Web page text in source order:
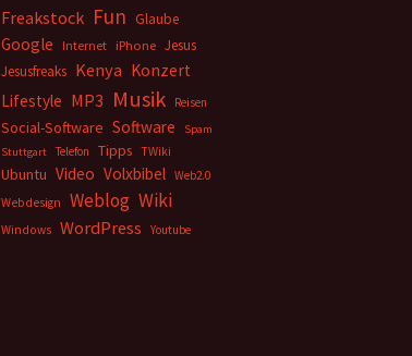
Freakstock Fun Glaube
Google Internet iPhone Jesus
Jesusfreaks Kenya Konzert
Lifestyle MP3 Musik Reisen
Social-Software Software
Spam
Stuttgart
Telefon Tipps TWiki
Ubuntu Video Volxbibel Web2.0
Webdesign
Weblog Wiki
Windows WordPress Youtube